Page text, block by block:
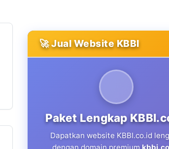
🚀 Jual Website KBBI
Paket Lengkap
Dapatkan website KBBI.co.id